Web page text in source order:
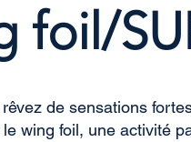
foil/
de sensations
wing foil, une activité